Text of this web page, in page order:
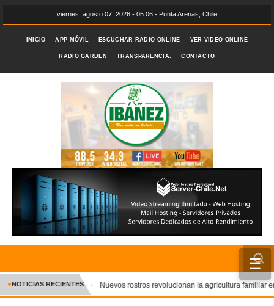
viernes, agosto 07, 2026 - 05:06 - Punta Arenas, Chile
INICIO APP MÓVIL ESCUCHAR RADIO ONLINE VER VIDEO ONLINE
RADIO GARDEN TRANSPARENCIA. CONTACTO
☰
INICIO
CRÓNICA
●NOTICIAS RECIENTES Nuevos rostros revolucionan la agricultura familiar